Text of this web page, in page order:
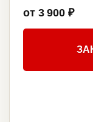
от 3 900 ₽